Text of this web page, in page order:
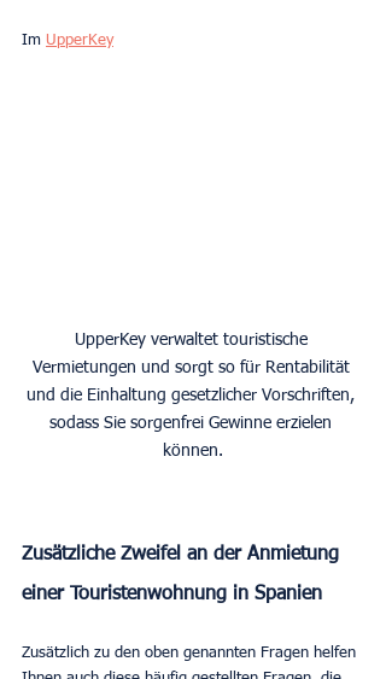
Im UpperKey
UpperKey verwaltet touristische
Vermietungen und sorgt so für Rentabilität
und die Einhaltung gesetzlicher Vorschriften,
sodass Sie sorgenfrei Gewinne erzielen
können.
Zusätzliche Zweifel an der Anmietung
einer Touristenwohnung in Spanien
Zusätzlich zu den oben genannten Fragen helfen